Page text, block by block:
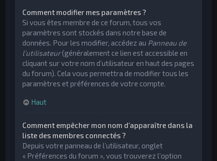
Comment modifier mes paramètres ?
Si vous êtes membre de ce forum, tous vos
paramètres sont stockés dans notre base de
données. Pour les modifier, accédez au Panneau de
l’utilisateur(généralement ce lien est accessible en
cliquant sur votre nom d’utilisateur en haut des pages
du forum). Cela vous permettra de modifier tous les
paramètres et préférences de votre compte.
Haut
Comment empêcher mon nom d’apparaître dans la
liste des membres connectés ?
Depuis votre panneau de l’utilisateur, onglet
« Préférences du forum », vous trouverez l’option